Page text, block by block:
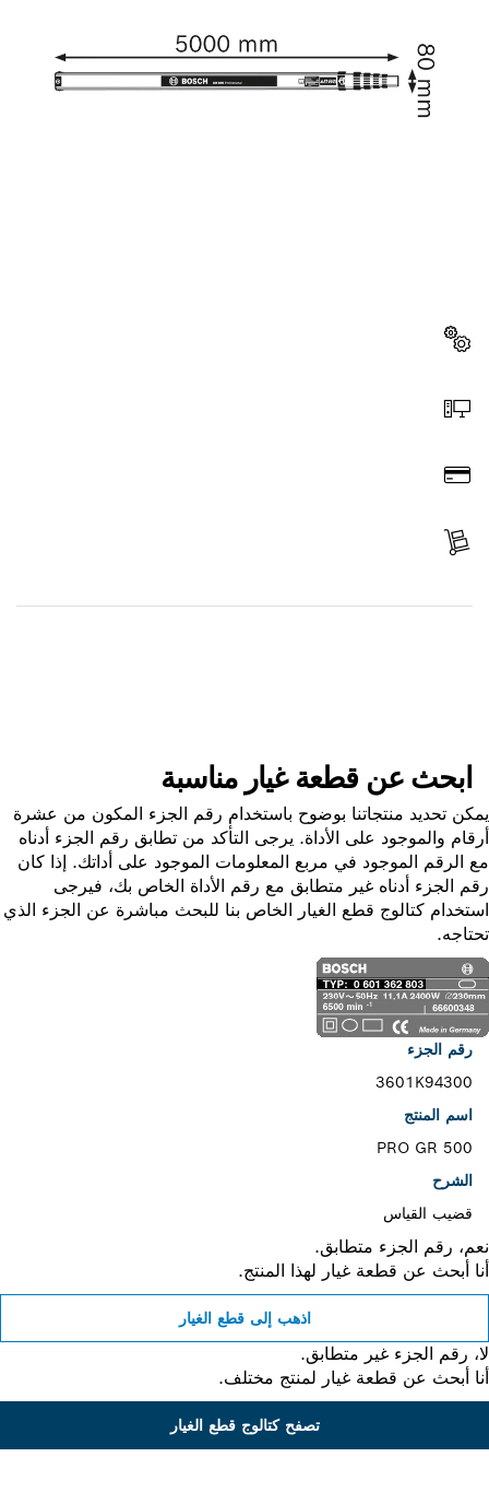
ابحث عن قطعة غيار مناسبة
تحديد منتجاتنا بوضوح باستخدام رقم الجزء المكون من عشرة
والموجود على الأداة. يرجى التأكد من تطابق رقم الجزء أدناه
الرقم الموجود في مربع المعلومات الموجود على أداتك. إذا كان
الجزء أدناه غير متطابق مع رقم الأداة الخاص بك، فيرجى
كتالوج قطع الغيار الخاص بنا للبحث مباشرة عن الجزء الذي
رقم الجزء
3601K94300
اسم المنتج
PRO GR 500
الشرح
قضيب القياس
رقم الجزء متطابق.
أبحث عن قطعة غيار لهذا المنتج.
اذهب إلى قطع الغيار
رقم الجزء غير متطابق.
أبحث عن قطعة غيار لمنتج مختلف.
تصفح كتالوج قطع الغيار